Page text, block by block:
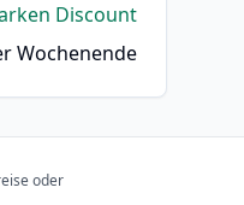
Discount
Wochenende
oder